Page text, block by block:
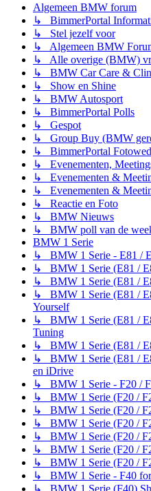
Algemeen BMW forum
↳ BimmerPortal
↳ Stel jezelf voor
↳ Algemeen BMW
↳ Alle overige (BMW)
↳ BMW Car Care &
↳ Show en Shine
↳ BMW Autosport
↳ BimmerPortal Polls
↳ Gespot
↳ Group Buy (BMW
↳ BimmerPortal
↳ Evenementen,
↳ Evenementen &
↳ Evenementen &
↳ Reactie en Foto
↳ BMW Nieuws
↳ BMW poll van de
BMW 1 Serie
↳ BMW 1 Serie - E81 /
↳ BMW 1 Serie (E81 /
↳ BMW 1 Serie (E81 /
↳ BMW 1 Serie (E81 /
Yourself
↳ BMW 1 Serie (E81 /
Tuning
↳ BMW 1 Serie (E81 /
↳ BMW 1 Serie (E81 /
en iDrive
↳ BMW 1 Serie - F20 /
↳ BMW 1 Serie (F20 /
↳ BMW 1 Serie (F20 /
↳ BMW 1 Serie (F20 /
↳ BMW 1 Serie (F20 /
↳ BMW 1 Serie (F20 /
↳ BMW 1 Serie (F20 /
↳ BMW 1 Serie - F40
↳ BMW 1 Serie (F40)